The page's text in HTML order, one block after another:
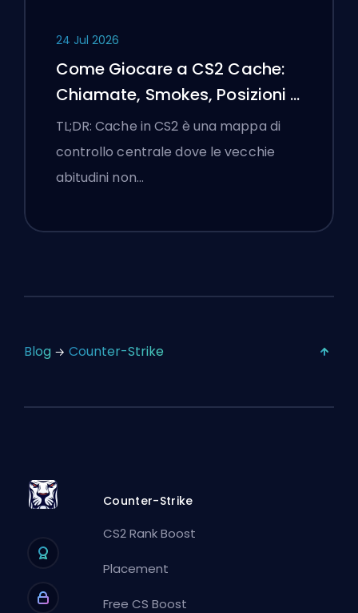
24 Jul 2026
Come Giocare a CS2 Cache:
Chiamate, Smokes, Posizioni e
Suggerimenti Premier
TL;DR: Cache in CS2 è una mappa di
controllo centrale dove le vecchie
abitudini non…
Blog Counter-Strike
Counter-Strike
CS2 Rank Boost
Placement
Free CS Boost